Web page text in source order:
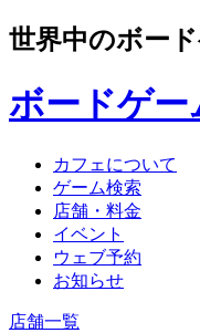
世界中のボー
ボードゲー
カフェについて
ゲーム検索
店舗・料金
イベント
ウェブ予約
お知らせ
店舗一覧